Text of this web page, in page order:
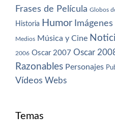
Frases de Película Globos
Historia Humor
Medios Música y Cine
2006 Oscar 2007 Oscar
Razonables Personajes
Vídeos Webs
Temas